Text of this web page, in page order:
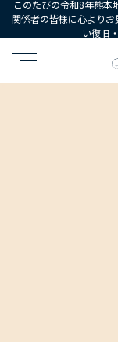
このたびの令和8年熊本
関係者の皆様に心より
い復旧
HOME